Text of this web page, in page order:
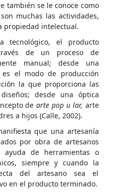
también se le conoce como
muchas las actividades,
propiedad intelectual.
tecnológico, el producto
de un proceso de
manual; desde una
es el modo de producción
la que proporciona las
desde una óptica
dearte pop u lar, arte
a hijos (Calle, 2002).
que una artesanía
por obra de artesanos
de herramientas o
siempre y cuando la
del artesano sea el
en el producto terminado.